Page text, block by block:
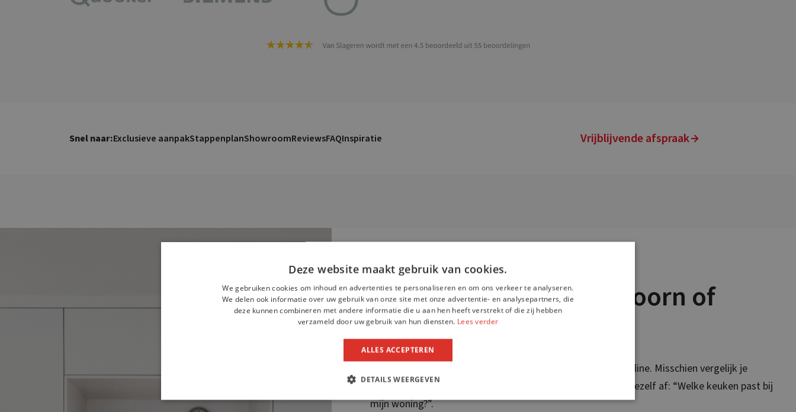
Snel naar:Exclusieve aanpakStappenplanShowroomReviewsFAQInspiratie Vrijblijvende afspraak
Een keuken kopen in Hoorn of
omgeving
Een nieuwe keuken uitzoeken begint tegenwoordig vaak online. Misschien vergelijk je
verschillende keukenwinkels, sla je inspiratie op of vraag je jezelf af: “Welke keuken past bij
mijn woning?”.
Deze website maakt gebruik van cookies.
We gebruiken cookies om inhoud en advertenties te personaliseren en om ons verkeer te analyseren.
We delen ook informatie over uw gebruik van onze site met onze advertentie- en analysepartners, die
deze kunnen combineren met andere informatie die u aan hen heeft verstrekt of die zij hebben
verzameld door uw gebruik van hun diensten. Lees verder
ALLES ACCEPTEREN
DETAILS WEERGEVEN